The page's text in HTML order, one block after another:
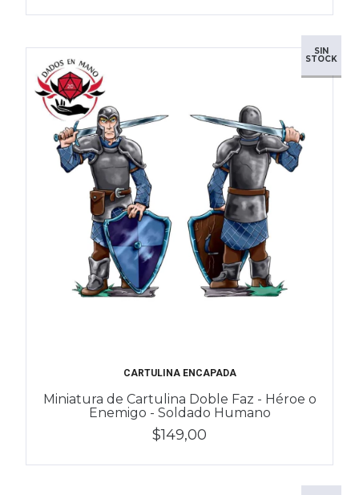
SIN
STOCK
CARTULINA ENCAPADA
Miniatura de Cartulina Doble Faz - Héroe o
Enemigo - Soldado Humano
$149,00